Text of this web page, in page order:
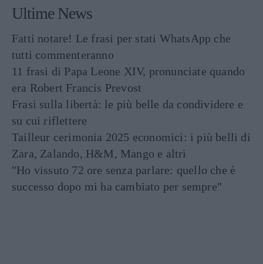
Ultime News
Fatti notare! Le frasi per stati WhatsApp che
tutti commenteranno
11 frasi di Papa Leone XIV, pronunciate quando
era Robert Francis Prevost
Frasi sulla libertà: le più belle da condividere e
su cui riflettere
Tailleur cerimonia 2025 economici: i più belli di
Zara, Zalando, H&M, Mango e altri
"Ho vissuto 72 ore senza parlare: quello che è
successo dopo mi ha cambiato per sempre"